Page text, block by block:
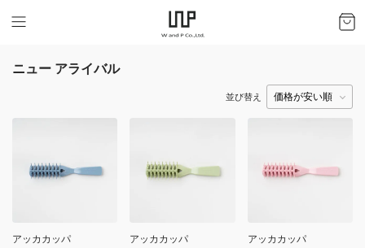
ニュー アライバル
並び替え
アッカカッパ
アッカカッパ
アッカカッパ